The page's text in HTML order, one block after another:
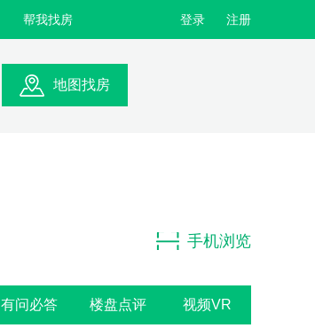
帮我找房 登录 注册
地图找房
手机浏览
有问必答 楼盘点评 视频VR